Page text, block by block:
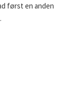
først en anden